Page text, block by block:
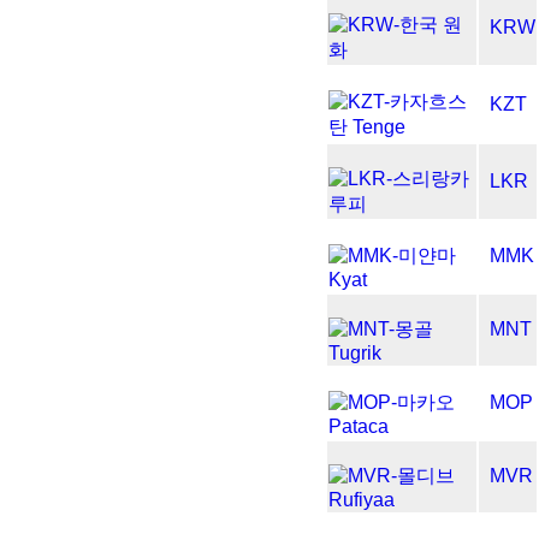
KRW
KZT
LKR
MMK
MNT
MOP
MVR